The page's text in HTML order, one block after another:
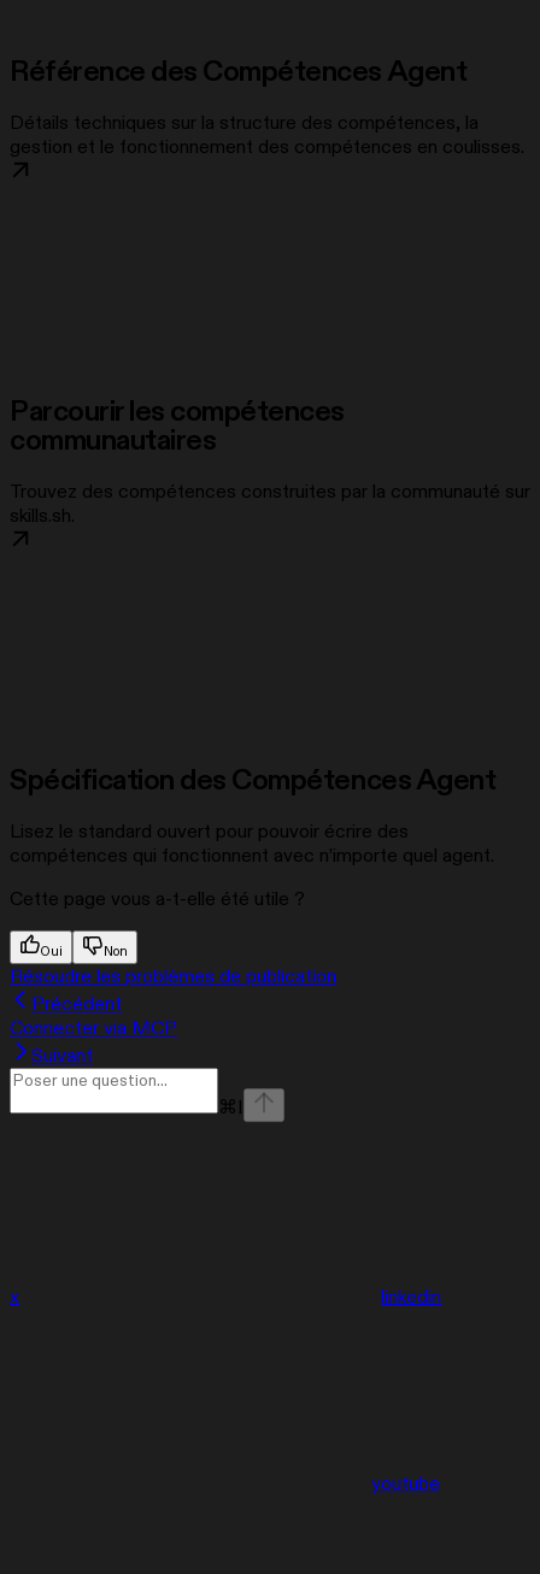
Référence des Compétences Agent
Détails techniques sur la structure des compétences, la
gestion et le fonctionnement des compétences en coulisses.
Parcourir les compétences
communautaires
Trouvez des compétences construites par la communauté sur
skills.sh.
Spécification des Compétences Agent
Lisez le standard ouvert pour pouvoir écrire des
compétences qui fonctionnent avec n’importe quel agent.
Cette page vous a-t-elle été utile ?
Oui Non
Résoudre les problèmes de publication
Précédent
Connecter via MCP
Suivant
⌘ I
x linkedin
youtube